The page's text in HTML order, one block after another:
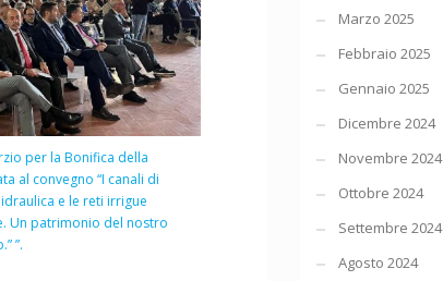
per la Bonifica della
al convegno “I canali di
e le reti irrigue
Un patrimonio del nostro
”.
Marzo 2025
Febbraio 2025
Gennaio 2025
Dicembre 2024
Novembre 2024
Ottobre 2024
Settembre 2024
Agosto 2024